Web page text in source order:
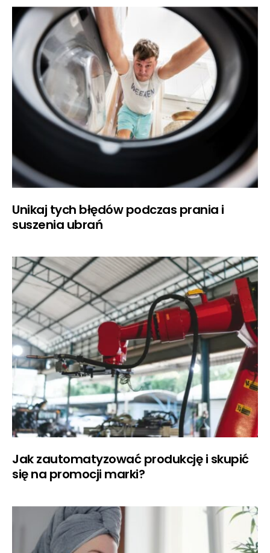
Unikaj tych błędów podczas prania i
suszenia ubrań
Jak zautomatyzować produkcję i skupić
się na promocji marki?